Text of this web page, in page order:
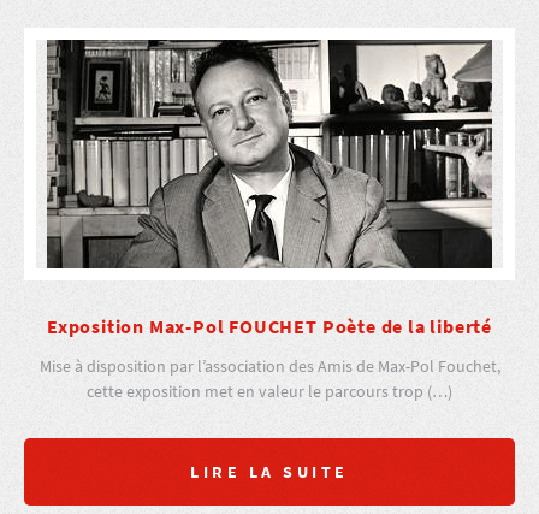
Exposition Max-Pol FOUCHET Poète de la liberté
Mise à disposition par l’association des Amis de Max-Pol Fouchet,
cette exposition met en valeur le parcours trop (…)
LIRE LA SUITE